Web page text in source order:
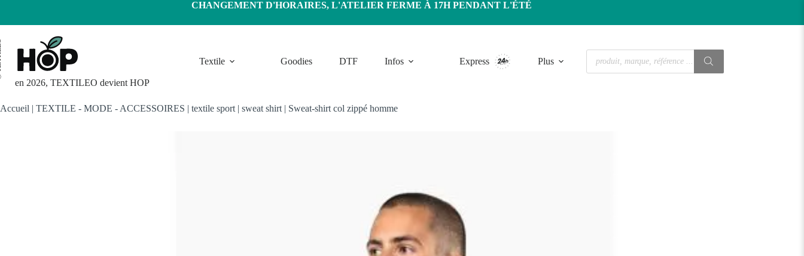
contenu
CHANGEMENT D'HORAIRES, L'ATELIER FERME À 17H PENDANT L'ÉTÉ
en 2026, TEXTILEO devient HOP
Textile Goodies DTF Infos Express Plus
Recherche
produits
Accueil | TEXTILE - MODE - ACCESSOIRES | textile sport | sweat shirt | Sweat-shirt col zippé homme